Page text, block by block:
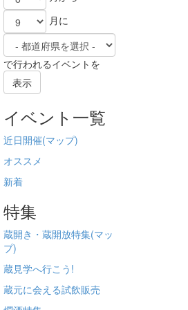
月に
で行われるイベントを
表示
イベント一覧
近日開催(マップ)
オススメ
新着
特集
蔵開き・蔵開放特集(マッ
プ)
蔵見学へ行こう!
蔵元に会える試飲販売